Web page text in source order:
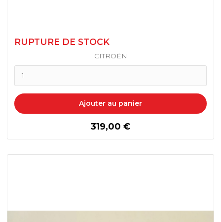
RUPTURE DE STOCK
CITROËN
Ajouter au panier
prix
319,00 €